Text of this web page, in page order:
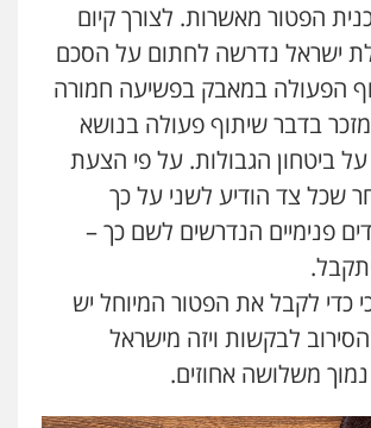
הפטור מאשרות. לצורך קיום
ישראל נדרשה לחתום על הסכם
הפעולה במאבק בפשיעה חמורה
מזכר בדבר שיתוף פעולה בנושא
על ביטחון הגבולות. על פי הצעת
שכל צד הודיע לשני על כך
פנימיים הנדרשים לשם כך –
כי כדי לקבל את הפטור המיוחל יש
לבקשות ויזה מישראל
משלושה אחוזים.